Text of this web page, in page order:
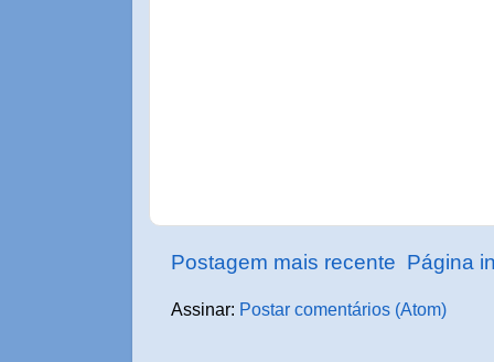
Postagem mais recente Página
Assinar: Postar comentários (Atom)